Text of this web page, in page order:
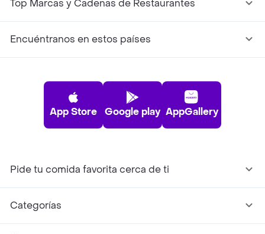
Top Marcas y Cadenas de Restaurantes
Encuéntranos en estos países
App Store Google play AppGallery
Pide tu comida favorita cerca de ti
Categorías